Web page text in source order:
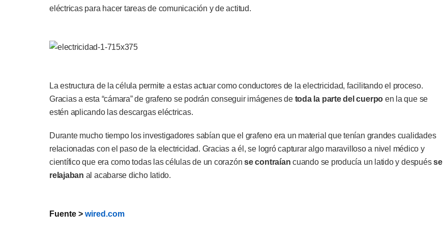
eléctricas para hacer tareas de comunicación y de actitud.
La estructura de la célula permite a estas actuar como conductores de la electricidad, facilitando el proceso.
Gracias a esta “cámara” de grafeno se podrán conseguir imágenes de toda la parte del cuerpo en la que se
estén aplicando las descargas eléctricas.
Durante mucho tiempo los investigadores sabían que el grafeno era un material que tenían grandes cualidades
relacionadas con el paso de la electricidad. Gracias a él, se logró capturar algo maravilloso a nivel médico y
científico que era como todas las células de un corazónse contraían cuando se producía un latido y despuésse
relajaban al acabarse dicho latido.
Fuente > wired.com